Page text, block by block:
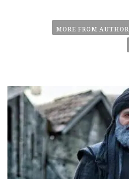
MORE FROM AUTHOR